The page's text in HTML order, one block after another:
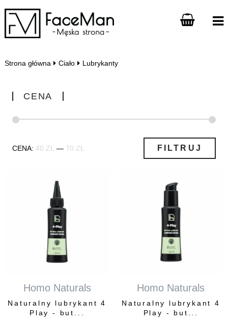
Strona główna Ciało Lubrykanty
CENA
Cena
Cena FILTRUJ
CENA: 40 ZŁ — 70 ZŁ
Homo Naturals
Naturalny lubrykant 4
Play - but...
Homo Naturals
Naturalny lubrykant 4
Play - but...